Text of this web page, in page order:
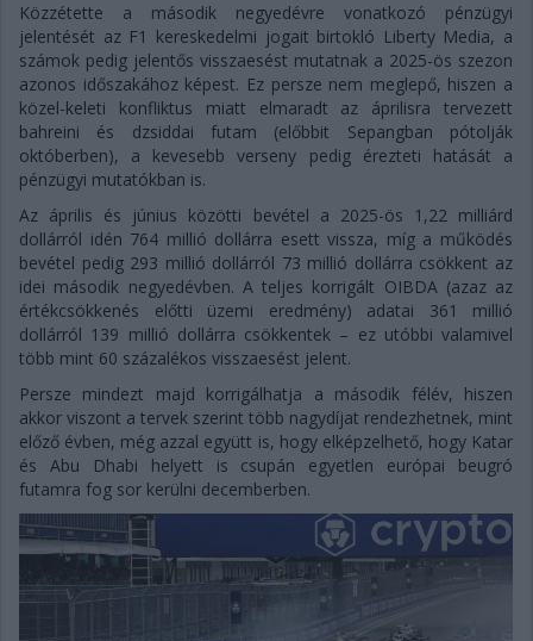
Közzétette a második negyedévre vonatkozó pénzügyi
jelentését az F1 kereskedelmi jogait birtokló Liberty Media, a
számok pedig jelentős visszaesést mutatnak a 2025-ös szezon
azonos időszakához képest. Ez persze nem meglepő, hiszen a
közel-keleti konfliktus miatt elmaradt az áprilisra tervezett
bahreini és dzsiddai futam (előbbit Sepangban pótolják
októberben), a kevesebb verseny pedig érezteti hatását a
pénzügyi mutatókban is.
Az április és június közötti bevétel a 2025-ös 1,22 milliárd
dollárról idén 764 millió dollárra esett vissza, míg a működés
bevétel pedig 293 millió dollárról 73 millió dollárra csökkent az
idei második negyedévben. A teljes korrigált OIBDA (azaz az
értékcsökkenés előtti üzemi eredmény) adatai 361 millió
dollárról 139 millió dollárra csökkentek – ez utóbbi valamivel
több mint 60 százalékos visszaesést jelent.
Persze mindezt majd korrigálhatja a második félév, hiszen
akkor viszont a tervek szerint több nagydíjat rendezhetnek, mint
előző évben, még azzal együtt is, hogy elképzelhető, hogy Katar
és Abu Dhabi helyett is csupán egyetlen európai beugró
futamra fog sor kerülni decemberben.